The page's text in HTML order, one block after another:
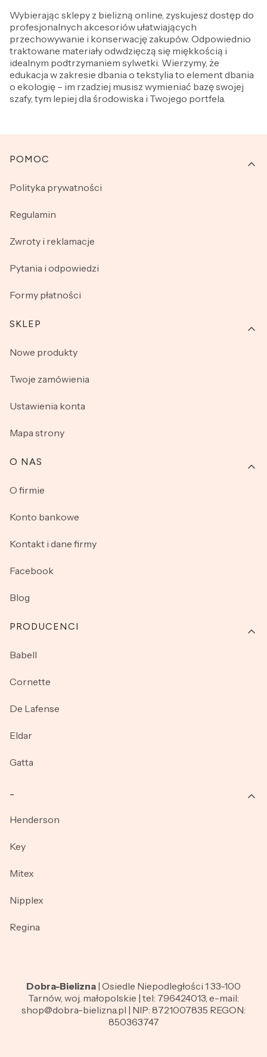
Wybierając sklepy z bielizną online, zyskujesz dostęp do
profesjonalnych akcesoriów ułatwiających
przechowywanie i konserwację zakupów. Odpowiednio
traktowane materiały odwdzięczą się miękkością i
idealnym podtrzymaniem sylwetki. Wierzymy, że
edukacja w zakresie dbania o tekstylia to element dbania
o ekologię – im rzadziej musisz wymieniać bazę swojej
szafy, tym lepiej dla środowiska i Twojego portfela.
Linki w stopce
POMOC
Polityka prywatności
Regulamin
Zwroty i reklamacje
Pytania i odpowiedzi
Formy płatności
SKLEP
Nowe produkty
Twoje zamówienia
Ustawienia konta
Mapa strony
O NAS
O firmie
Konto bankowe
Kontakt i dane firmy
Facebook
Blog
PRODUCENCI
Babell
Cornette
De Lafense
Eldar
Gatta
Henderson
Key
Mitex
Nipplex
Regina
Dobra-Bielizna | Osiedle Niepodległości 1 33-100
Tarnów, woj. małopolskie | tel: 796424013, e-mail:
shop@dobra-bielizna.pl | NIP: 8721007835 REGON:
850363747